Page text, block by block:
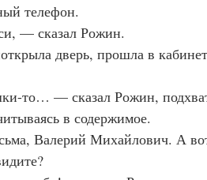
телефон.
— сказал Рожин.
дверь, прошла в
то… — сказал Рожин,
в содержимое.
Валерий Михайлович. А вот